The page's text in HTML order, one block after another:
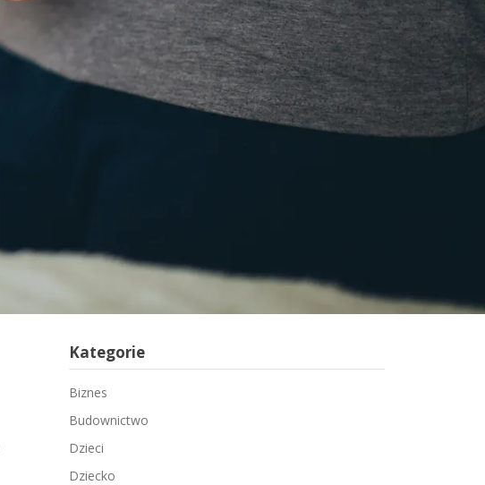
Kategorie
Biznes
Budownictwo
Dzieci
Dziecko